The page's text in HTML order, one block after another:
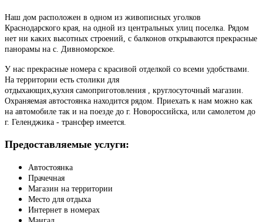
Наш дом расположен в одном из живописных уголков
Краснодарского края, на одной из центральных улиц поселка. Рядом
нет ни каких высотных строений, с балконов открываются прекрасные
панорамы на с. Дивноморское.
У нас прекрасные номера с красивой отделкой со всеми удобствами.
На территории есть столики для
отдыхающих,кухня самоприготовления , круглосуточный магазин.
Охраняемая автостоянка находится рядом. Приехать к нам можно как
на автомобиле так и на поезде до г. Новороссийска, или самолетом до
г. Геленджика - трансфер имеется.
Предоставляемые услуги:
Автостоянка
Прачечная
Магазин на территории
Место для отдыха
Интернет в номерах